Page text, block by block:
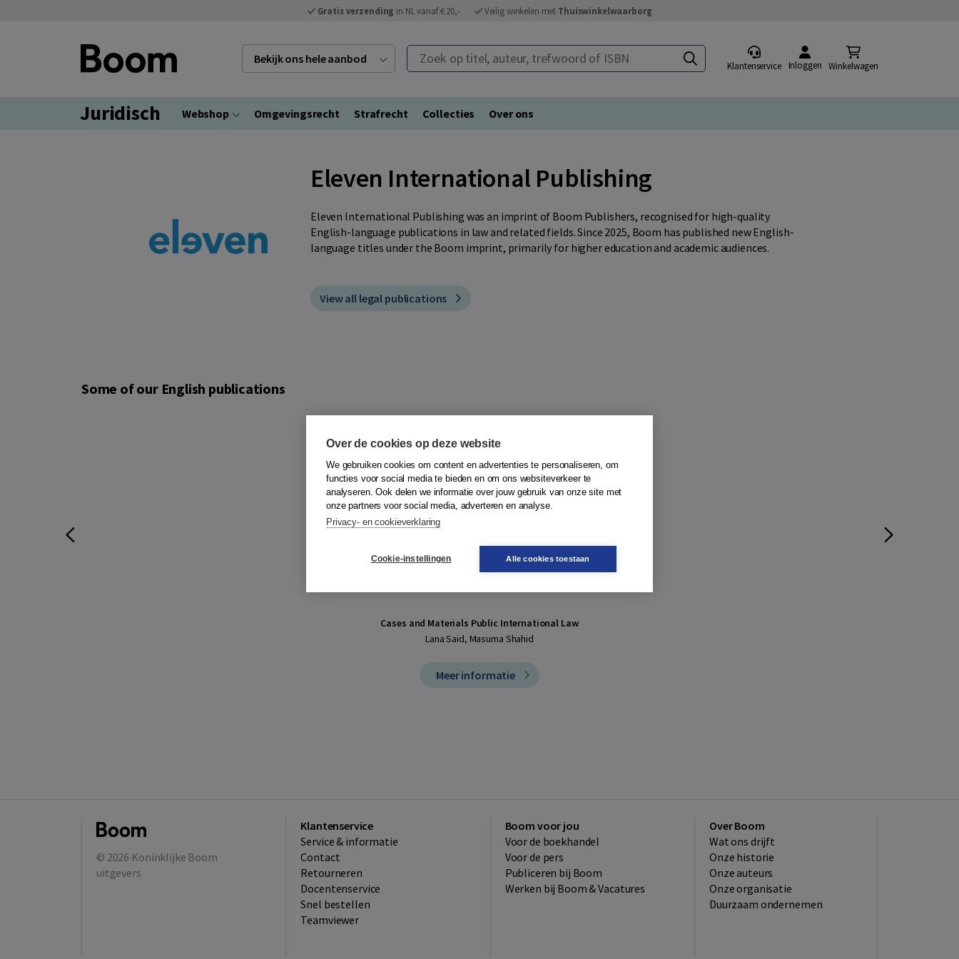
Gratis verzending in NL vanaf € 20,- Veilig winkelen met Thuiswinkelwaarborg
Bekijk ons hele aanbod Zoek op titel, auteur, trefwoord of ISBN
Klantenservice Inloggen Winkelwagen
Juridisch Webshop Omgevingsrecht Strafrecht Collecties Over ons
Eleven International Publishing
Eleven International Publishing was an imprint of Boom Publishers, recognised for high-quality
English-language publications in law and related fields. Since 2025, Boom has published new English-
language titles under the Boom imprint, primarily for higher education and academic audiences.
View all legal publications
Some of our English publications
Cases and Materials Public International Law
Lana Said, Masuma Shahid
Meer informatie
© 2026 Koninklijke Boom
uitgevers
Klantenservice
Service & informatie
Contact
Retourneren
Docentenservice
Snel bestellen
Teamviewer
Boom voor jou
Voor de boekhandel
Voor de pers
Publiceren bij Boom
Werken bij Boom & Vacatures
Over Boom
Wat ons drijft
Onze historie
Onze auteurs
Onze organisatie
Duurzaam ondernemen
Over de cookies op deze website
We gebruiken cookies om content en advertenties te personaliseren, om
functies voor social media te bieden en om ons websiteverkeer te
analyseren. Ook delen we informatie over jouw gebruik van onze site met
onze partners voor social media, adverteren en analyse.
Privacy- en cookieverklaring
Cookie-instellingen Alle cookies toestaan